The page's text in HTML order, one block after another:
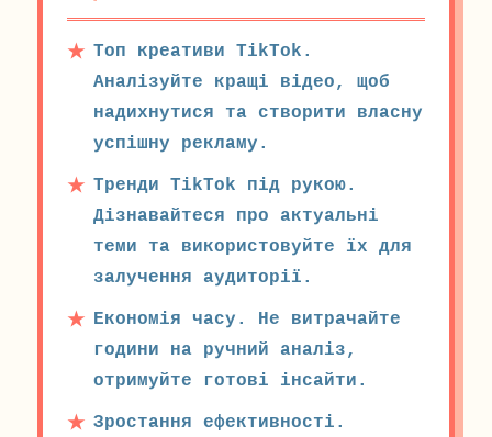
Топ креативи TikTok.
Аналізуйте кращі відео, щоб
надихнутися та створити власну
успішну рекламу.
Тренди TikTok під рукою.
Дізнавайтеся про актуальні
теми та використовуйте їх для
залучення аудиторії.
Економія часу. Не витрачайте
години на ручний аналіз,
отримуйте готові інсайти.
Зростання ефективності.